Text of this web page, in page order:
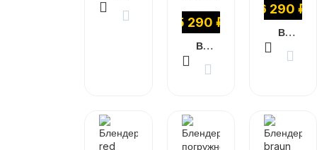
5 290₽
В КОРЗИНУ
6 290₽
В КОРЗИНУ